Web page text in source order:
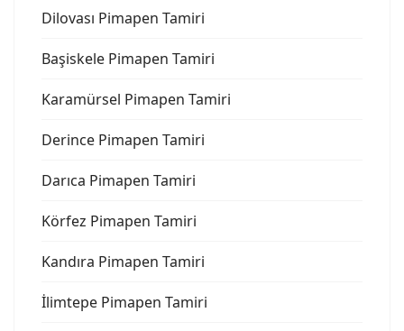
Dilovası Pimapen Tamiri
Başiskele Pimapen Tamiri
Karamürsel Pimapen Tamiri
Derince Pimapen Tamiri
Darıca Pimapen Tamiri
Körfez Pimapen Tamiri
Kandıra Pimapen Tamiri
İlimtepe Pimapen Tamiri